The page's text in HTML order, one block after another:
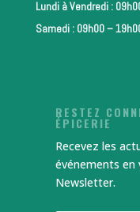
Lundi à Vendredi :
Samedi : 09h00 –
RESTEZ
ÉPICERIE
Recevez les
événements en
Newsletter.